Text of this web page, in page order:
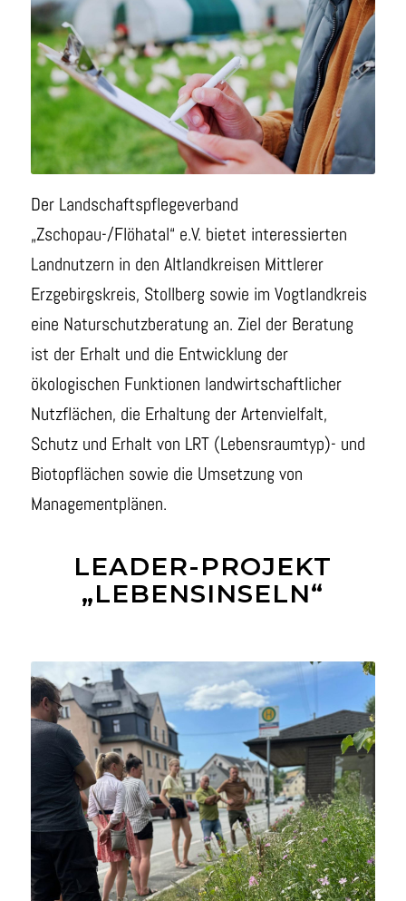
Der Landschaftspflegeverband
„Zschopau-/Flöhatal“ e.V. bietet interessierten
Landnutzern in den Altlandkreisen Mittlerer
Erzgebirgskreis, Stollberg sowie im Vogtlandkreis
eine Naturschutzberatung an. Ziel der Beratung
ist der Erhalt und die Entwicklung der
ökologischen Funktionen landwirtschaftlicher
Nutzflächen, die Erhaltung der Artenvielfalt,
Schutz und Erhalt von LRT (Lebensraumtyp)- und
Biotopflächen sowie die Umsetzung von
Managementplänen.
LEADER-PROJEKT
„LEBENSINSELN“